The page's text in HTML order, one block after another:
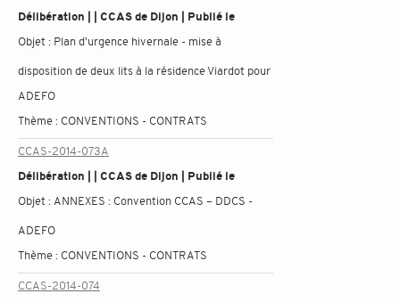
Délibération | | CCAS de Dijon | Publié le
Objet : Plan d'urgence hivernale - mise à
disposition de deux lits à la résidence Viardot pour
ADEFO
Thème : CONVENTIONS - CONTRATS
CCAS-2014-073A
Délibération | | CCAS de Dijon | Publié le
Objet : ANNEXES : Convention CCAS – DDCS -
ADEFO
Thème : CONVENTIONS - CONTRATS
CCAS-2014-074